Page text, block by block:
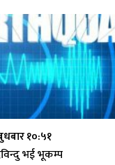
१०:५१
भई भूकम्प